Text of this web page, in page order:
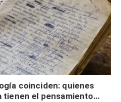
coinciden: quienes
tienen el pensamiento